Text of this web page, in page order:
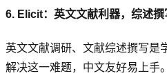
6. Elicit：英文文献利器，综述撰
英文文献调研、文献综述撰写是
解决这一难题，中文友好易上手。